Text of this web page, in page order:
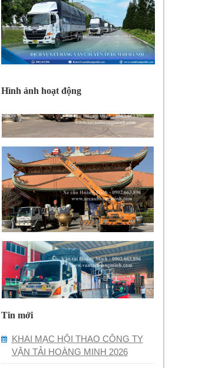
Hình ảnh hoạt động
Tin mới
KHAI MẠC HỘI THAO CÔNG TY
VẬN TẢI HOÀNG MINH 2026